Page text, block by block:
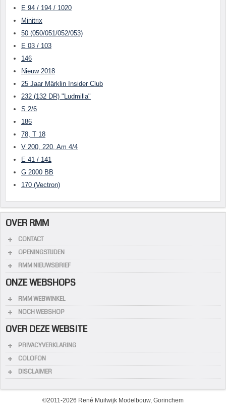
E 94 / 194 / 1020
Minitrix
50 (050/051/052/053)
E 03 / 103
146
Nieuw 2018
25 Jaar Märklin Insider Club
232 (132 DR) "Ludmilla"
S 2/6
186
78, T 18
V 200, 220, Am 4/4
E 41 / 141
G 2000 BB
170 (Vectron)
OVER RMM
CONTACT
OPENINGSTIJDEN
RMM NIEUWSBRIEF
ONZE WEBSHOPS
RMM WEBWINKEL
NOCH WEBSHOP
OVER DEZE WEBSITE
PRIVACYVERKLARING
COLOFON
DISCLAIMER
©2011-2026 René Muilwijk Modelbouw, Gorinchem